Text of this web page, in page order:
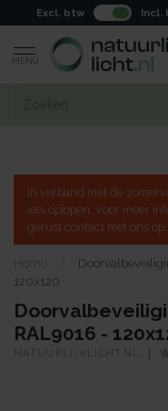
Excl. btw Incl.
MENU
In verband met de
iets oplopen. Voor meer
gerust contact met ons op.
Home
120x120
RAL9016 -
NATUURLIJKLICHT.NL